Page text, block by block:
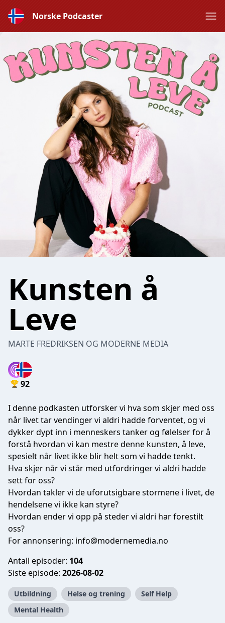
Norske Podcaster
Kunsten å
Leve
MARTE FREDRIKSEN OG MODERNE MEDIA
92
I denne podkasten utforsker vi hva som skjer med oss
når livet tar vendinger vi aldri hadde forventet, og vi
dykker dypt inn i menneskers tanker og følelser for å
forstå hvordan vi kan mestre denne kunsten, å leve,
spesielt når livet ikke blir helt som vi hadde tenkt.
Hva skjer når vi står med utfordringer vi aldri hadde
sett for oss?
Hvordan takler vi de uforutsigbare stormene i livet, de
hendelsene vi ikke kan styre?
Hvordan ender vi opp på steder vi aldri har forestilt
oss?
For annonsering: info@modernemedia.no
Antall episoder: 104
Siste episode: 2026-08-02
Utbildning Helse og trening
Self Help
Mental Health